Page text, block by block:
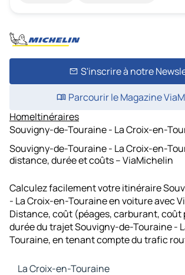
S'inscrire à notre
Parcourir le Magazine
HomeItinéraires
Souvigny-de-Touraine - La Croix-en-
Souvigny-de-Touraine - La Croix-en-
distance, durée et coûts – ViaMichelin
Calculez facilement votre itinéraire
- La Croix-en-Touraine en voiture avec
Distance, coût (péages, carburant, coût
durée du trajet Souvigny-de-Touraine -
Touraine, en tenant compte du trafic
La Croix-en-Touraine